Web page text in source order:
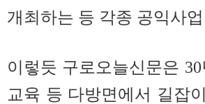
개최하는 등 각종 공익사
이렇듯 구로오늘신문은
교육 등 다방면에서 길잡